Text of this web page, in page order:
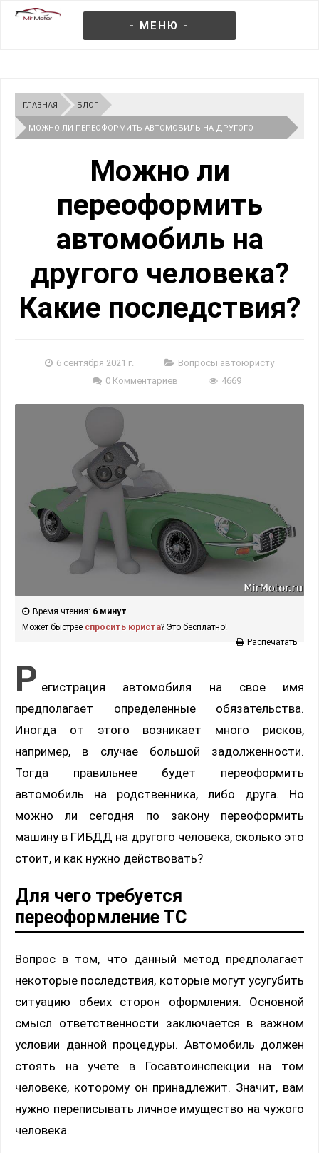
- МЕНЮ -
ГЛАВНАЯ БЛОГ
МОЖНО ЛИ ПЕРЕОФОРМИТЬ АВТОМОБИЛЬ НА ДРУГОГО
Можно ли
переоформить
автомобиль на
другого человека?
Какие последствия?
6 сентября 2021 г.
Вопросы автоюристу
0 Комментариев
4669
Время чтения: 6 минут
Может быстрее спросить юриста? Это бесплатно!
Распечатать
Р егистрация автомобиля на свое имя
предполагает определенные обязательства.
Иногда от этого возникает много рисков,
например, в случае большой задолженности.
Тогда правильнее будет переоформить
автомобиль на родственника, либо друга. Но
можно ли сегодня по закону переоформить
машину в ГИБДД на другого человека, сколько это
стоит, и как нужно действовать?
Для чего требуется
переоформление ТС
Вопрос в том, что данный метод предполагает
некоторые последствия, которые могут усугубить
ситуацию обеих сторон оформления. Основной
смысл ответственности заключается в важном
условии данной процедуры. Автомобиль должен
стоять на учете в Госавтоинспекции на том
человеке, которому он принадлежит. Значит, вам
нужно переписывать личное имущество на чужого
человека.